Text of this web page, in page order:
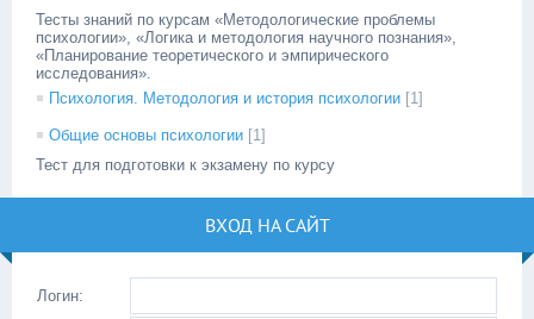
Тесты знаний по курсам «Методологические проблемы
психологии», «Логика и методология научного познания»,
«Планирование теоретического и эмпирического
исследования».
Психология. Методология и история психологии [1]
Общие основы психологии [1]
Тест для подготовки к экзамену по курсу
ВХОД НА САЙТ
Логин: